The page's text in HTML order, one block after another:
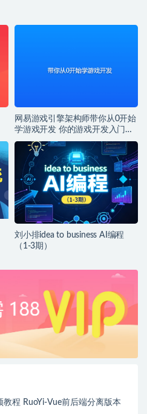
网易游戏引擎架构师带你从0开始
学游戏开发 你的游戏开发入门第
一课
刘小排idea to business AI编程
（1-3期）
教程 RuoYi-Vue前后端分离版本